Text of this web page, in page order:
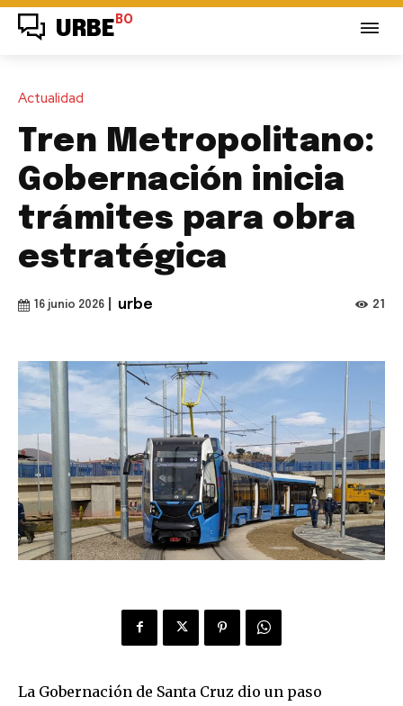
URBE BO
Actualidad
Tren Metropolitano:
Gobernación inicia
trámites para obra
estratégica
16 junio 2026 urbe 21
La Gobernación de Santa Cruz dio un paso